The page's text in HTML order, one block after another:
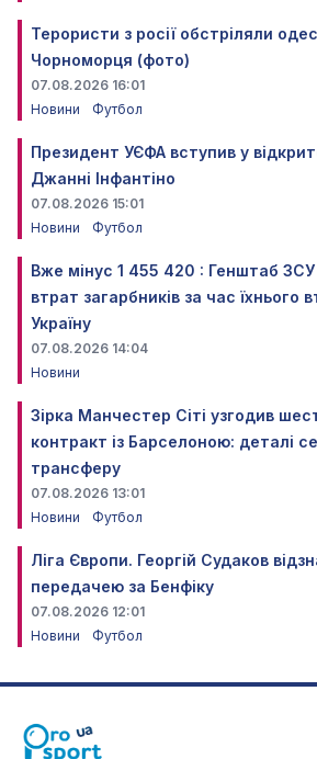
Терористи з росії обстріляли
Чорноморця (фото)
07.08.2026 16:01
Новини
Футбол
Президент УЄФА вступив у
Джанні Інфантіно
07.08.2026 15:01
Новини
Футбол
Вже мінус 1 455 420 : Генштаб ЗСУ
втрат загарбників за час їхнього
Україну
07.08.2026 14:04
Новини
Зірка Манчестер Сіті узгодив
контракт із Барселоною: деталі
трансферу
07.08.2026 13:01
Новини
Футбол
Ліга Європи. Георгій Судаков
передачею за Бенфіку
07.08.2026 12:01
Новини
Футбол